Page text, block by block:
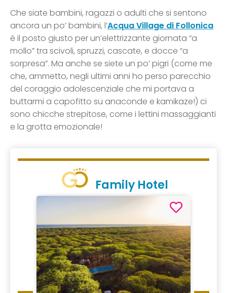
Che siate bambini, ragazzi o adulti che si sentono
ancora un po’ bambini, l’Acqua Village di Follonica
è il posto giusto per un’elettrizzante giornata “a
mollo” tra scivoli, spruzzi, cascate, e docce “a
sorpresa”. Ma anche se siete un po’ pigri (come me
che, ammetto, negli ultimi anni ho perso parecchio
del coraggio adolescenziale che mi portava a
buttarmi a capofitto su anaconde e kamikaze!) ci
sono chicche strepitose, come i lettini massaggianti
e la grotta emozionale!
Family Hotel